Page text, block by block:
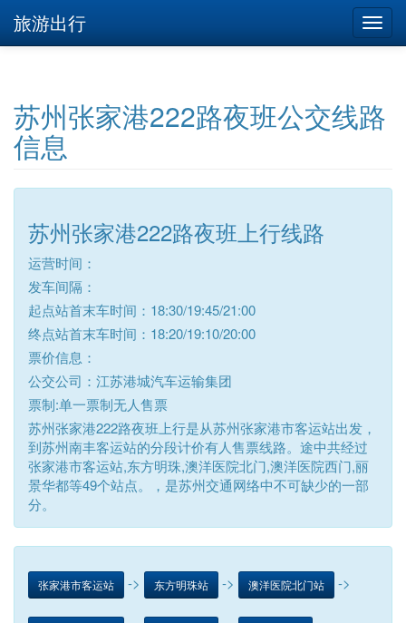
旅游出行
苏州张家港222路夜班公交线路
信息
苏州张家港222路夜班上行线路
运营时间：
发车间隔：
起点站首末车时间：18:30/19:45/21:00
终点站首末车时间：18:20/19:10/20:00
票价信息：
公交公司：江苏港城汽车运输集团
票制:单一票制无人售票
苏州张家港222路夜班上行是从苏州张家港市客运站出发，
到苏州南丰客运站的分段计价有人售票线路。途中共经过
张家港市客运站,东方明珠,澳洋医院北门,澳洋医院西门,丽
景华都等49个站点。，是苏州交通网络中不可缺少的一部
分。
张家港市客运站 -> 东方明珠站 -> 澳洋医院北门站 ->